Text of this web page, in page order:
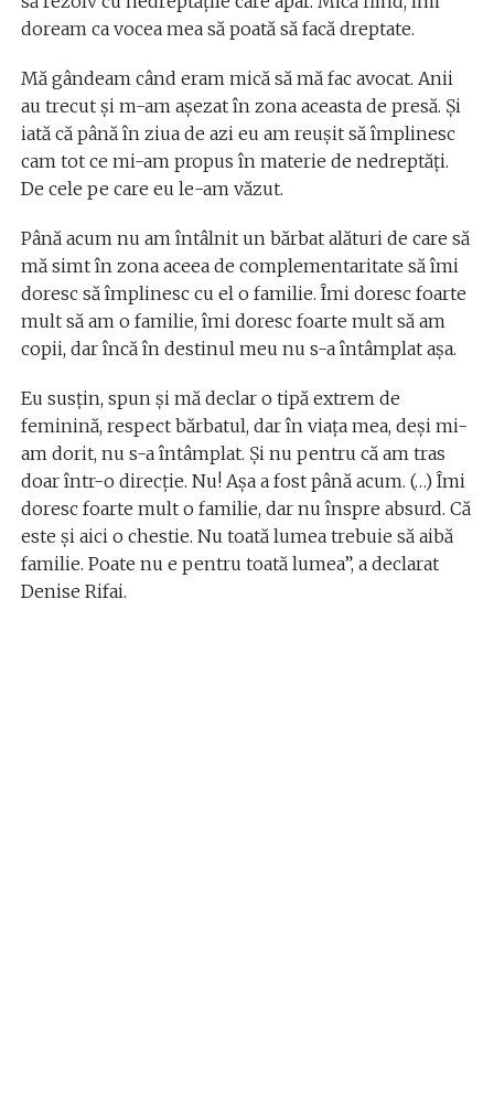
doream ca vocea mea să poată să facă dreptate.
Mă gândeam când eram mică să mă fac avocat. Anii
au trecut și m-am așezat în zona aceasta de presă. Și
iată că până în ziua de azi eu am reușit să împlinesc
cam tot ce mi-am propus în materie de nedreptăți.
De cele pe care eu le-am văzut.
Până acum nu am întâlnit un bărbat alături de care să
mă simt în zona aceea de complementaritate să îmi
doresc să împlinesc cu el o familie. Îmi doresc foarte
mult să am o familie, îmi doresc foarte mult să am
copii, dar încă în destinul meu nu s-a întâmplat așa.
Eu susțin, spun și mă declar o tipă extrem de
feminină, respect bărbatul, dar în viața mea, deși mi-
am dorit, nu s-a întâmplat. Și nu pentru că am tras
doar într-o direcție. Nu! Așa a fost până acum. (…) Îmi
doresc foarte mult o familie, dar nu înspre absurd. Că
este și aici o chestie. Nu toată lumea trebuie să aibă
familie. Poate nu e pentru toată lumea”, a declarat
Denise Rifai.